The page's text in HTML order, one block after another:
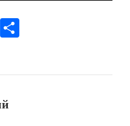
Odnoklassniki